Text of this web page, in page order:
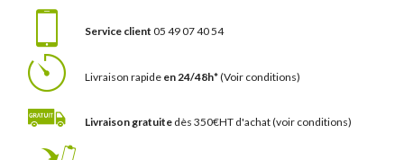
Service client 05 49 07 40 54
Livraison rapide en 24/48h*(Voir conditions)
Livraison gratuite dès 350€HT d'achat(voir conditions)